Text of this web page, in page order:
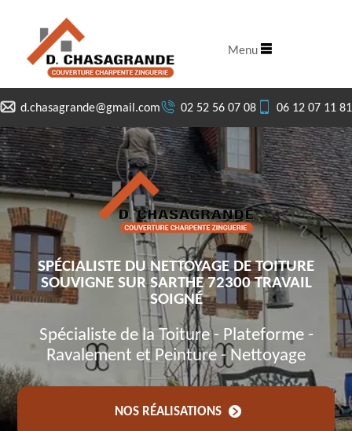
d.chasagrande@gmail.com 02 52 56 07 08 06 12 07 11 81
Menu
SPÉCIALISTE DU NETTOYAGE DE TOITURE
SOUVIGNE SUR SARTHE 72300 TRAVAIL
SOIGNÉ
Spécialiste de la Toiture - Plateforme -
Ravalement et Peinture - Nettoyage
NOS RÉALISATIONS